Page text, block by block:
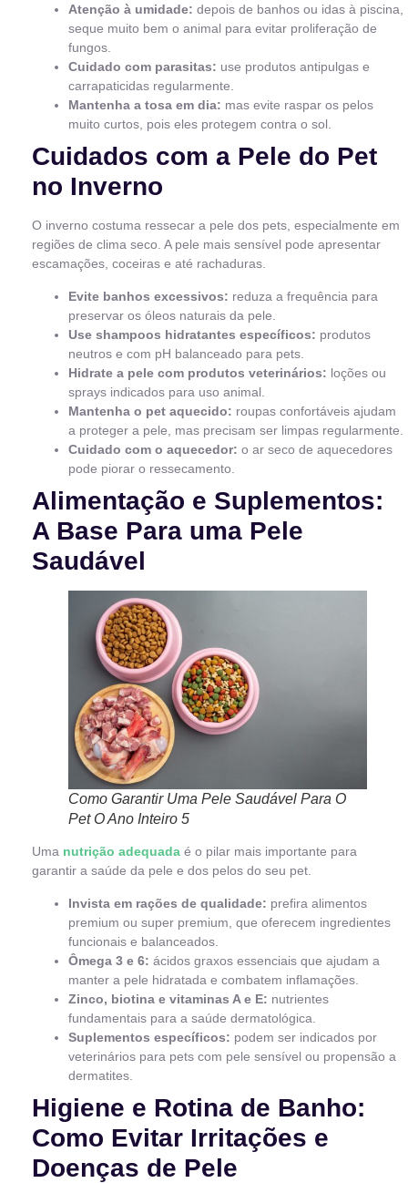
Atenção à umidade: depois de banhos ou idas à piscina,
seque muito bem o animal para evitar proliferação de
fungos.
Cuidado com parasitas: use produtos antipulgas e
carrapaticidas regularmente.
Mantenha a tosa em dia: mas evite raspar os pelos
muito curtos, pois eles protegem contra o sol.
Cuidados com a Pele do Pet
no Inverno
O inverno costuma ressecar a pele dos pets, especialmente em
regiões de clima seco. A pele mais sensível pode apresentar
escamações, coceiras e até rachaduras.
Evite banhos excessivos: reduza a frequência para
preservar os óleos naturais da pele.
Use shampoos hidratantes específicos: produtos
neutros e com pH balanceado para pets.
Hidrate a pele com produtos veterinários: loções ou
sprays indicados para uso animal.
Mantenha o pet aquecido: roupas confortáveis ajudam
a proteger a pele, mas precisam ser limpas regularmente.
Cuidado com o aquecedor: o ar seco de aquecedores
pode piorar o ressecamento.
Alimentação e Suplementos:
A Base Para uma Pele
Saudável
Como Garantir Uma Pele Saudável Para O
Pet O Ano Inteiro 5
Uma nutrição adequada é o pilar mais importante para
garantir a saúde da pele e dos pelos do seu pet.
Invista em rações de qualidade: prefira alimentos
premium ou super premium, que oferecem ingredientes
funcionais e balanceados.
Ômega 3 e 6: ácidos graxos essenciais que ajudam a
manter a pele hidratada e combatem inflamações.
Zinco, biotina e vitaminas A e E: nutrientes
fundamentais para a saúde dermatológica.
Suplementos específicos: podem ser indicados por
veterinários para pets com pele sensível ou propensão a
dermatites.
Higiene e Rotina de Banho:
Como Evitar Irritações e
Doenças de Pele